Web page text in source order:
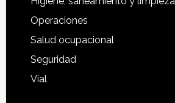
Operaciones
Salud ocupacional
Seguridad
Vial